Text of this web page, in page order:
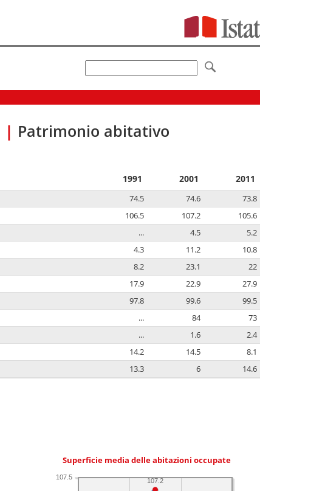
| Patrimonio abitativo
1991 2001 2011
74.5 74.6
73.8
106.5 107.2
105.6
... 4.5
5.2
4.3 11.2
10.8
8.2 23.1
22
17.9 22.9
27.9
97.8 99.6
99.5
... 84
73
... 1.6
2.4
14.2 14.5
8.1
13.3 6 14.6
Superficie media delle abitazioni occupate
107.5
107.2